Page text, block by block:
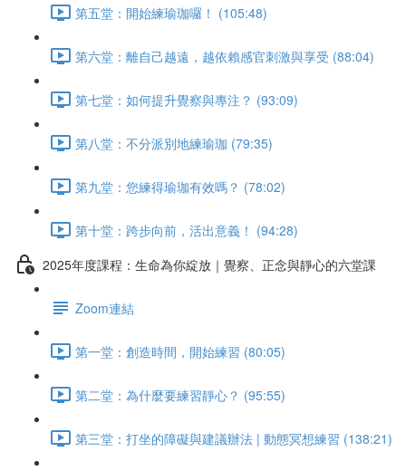
第五堂：開始練瑜珈囉！ (105:48)
第六堂：離自己越遠，越依賴感官刺激與享受 (88:04)
第七堂：如何提升覺察與專注？ (93:09)
第八堂：不分派別地練瑜珈 (79:35)
第九堂：您練得瑜珈有效嗎？ (78:02)
第十堂：跨步向前，活出意義！ (94:28)
2025年度課程：生命為你綻放｜覺察、正念與靜心的六堂課
Zoom連結
第一堂：創造時間，開始練習 (80:05)
第二堂：為什麼要練習靜心？ (95:55)
第三堂：打坐的障礙與建議辦法 | 動態冥想練習 (138:21)